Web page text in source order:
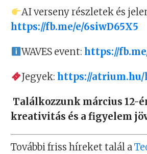
AI verseny részletek és
https://fb.me/e/6siwD65X5
WAVES event:https://
Jegyek:https://atrium.hu/
Találkozzunk március 12-
kreativitás és a figyelem
További friss híreket talál a